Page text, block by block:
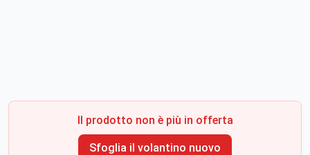
Il prodotto non è più in offerta
Sfoglia il volantino nuovo